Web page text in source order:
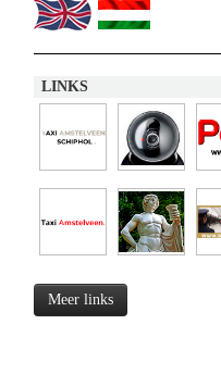
LINKS
Meer links